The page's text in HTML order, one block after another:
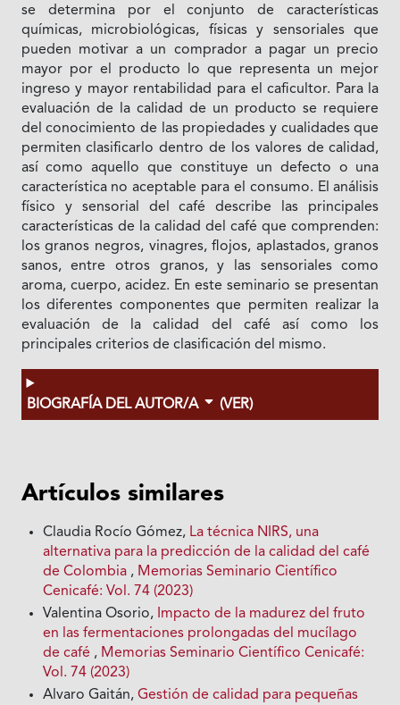
se determina por el conjunto de características
químicas, microbiológicas, físicas y sensoriales que
pueden motivar a un comprador a pagar un precio
mayor por el producto lo que representa un mejor
ingreso y mayor rentabilidad para el caficultor. Para la
evaluación de la calidad de un producto se requiere
del conocimiento de las propiedades y cualidades que
permiten clasificarlo dentro de los valores de calidad,
así como aquello que constituye un defecto o una
característica no aceptable para el consumo. El análisis
físico y sensorial del café describe las principales
características de la calidad del café que comprenden:
los granos negros, vinagres, flojos, aplastados, granos
sanos, entre otros granos, y las sensoriales como
aroma, cuerpo, acidez. En este seminario se presentan
los diferentes componentes que permiten realizar la
evaluación de la calidad del café así como los
principales criterios de clasificación del mismo.
BIOGRAFÍA DEL AUTOR/A (VER)
Artículos similares
Claudia Rocío Gómez, La técnica NIRS, una
alternativa para la predicción de la calidad del café
de Colombia , Memorias Seminario Científico
Cenicafé: Vol. 74 (2023)
Valentina Osorio, Impacto de la madurez del fruto
en las fermentaciones prolongadas del mucílago
de café , Memorias Seminario Científico Cenicafé:
Vol. 74 (2023)
Alvaro Gaitán,Gestión de calidad para pequeñas